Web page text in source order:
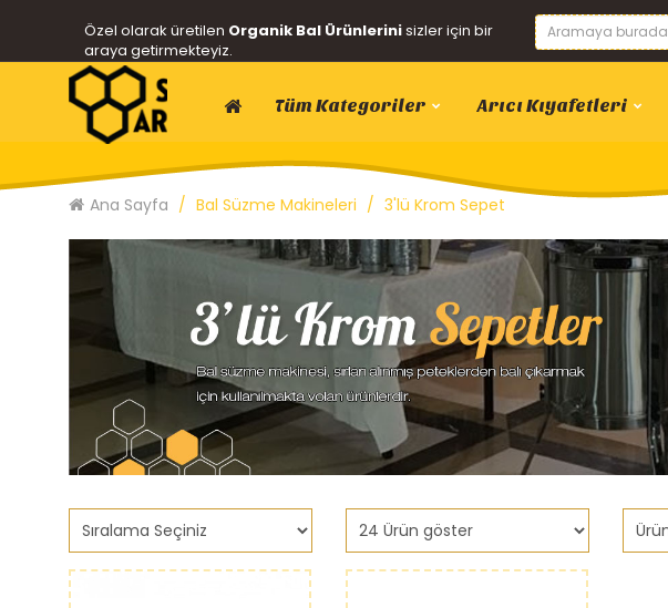
Özel olarak üretilen Organik Bal Ürünlerinisizler için bir
araya getirmekteyiz.
Tüm Kategoriler Arıcı Kıyafetleri
Ana Sayfa Bal Süzme Makineleri 3'lü Krom Sepet